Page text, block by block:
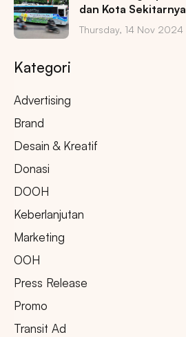
dan Kota Sekitarnya
Thursday, 14 Nov 2024
Kategori
Advertising
Brand
Desain & Kreatif
Donasi
DOOH
Keberlanjutan
Marketing
OOH
Press Release
Promo
Transit Ad